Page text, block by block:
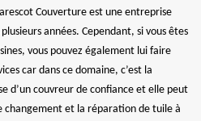
Couverture est une entreprise
années. Cependant, si vous êtes
vous pouvez également lui faire
car dans ce domaine, c’est la
d’un couvreur de confiance et elle peut
changement et la réparation de tuile à